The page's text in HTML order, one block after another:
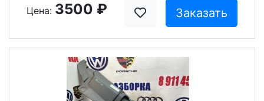
Цена: 3500 ₽ Заказать